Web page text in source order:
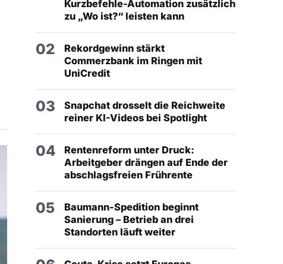
Kurzbefehle-Automation zusätzlich
zu „Wo ist?“ leisten kann
02
Rekordgewinn stärkt
Commerzbank im Ringen mit
UniCredit
03
Snapchat drosselt die Reichweite
reiner KI-Videos bei Spotlight
04
Rentenreform unter Druck:
Arbeitgeber drängen auf Ende der
abschlagsfreien Frührente
05
Baumann-Spedition beginnt
Sanierung – Betrieb an drei
Standorten läuft weiter